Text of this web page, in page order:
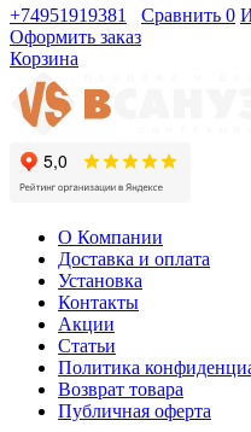
+74951919381 Сравнить 0
Оформить заказ
Корзина
О Компании
Доставка и оплата
Установка
Контакты
Акции
Статьи
Политика
Возврат товара
Публичная оферта